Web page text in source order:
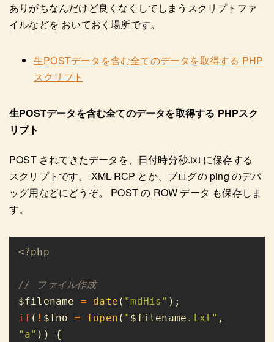
ありがちなんだけど良くなくしてしまうスクリプトファ
イルなどを おいておく場所です。
生POSTデータを含む全てのデータを取得する PHP
スクリプト
生POSTデータを含む全てのデータを取得する PHPスク
リプト
POST されてきたデータを、日付時分秒.txt に保存する
スクリプトです。 XML-RCP とか、ブログの ping のデバ
ッグ用などにどうぞ。 POST の ROW データ も保存しま
す。
// ファイル作成
$filename = date ( "mdHis"
if ( ! $fno = fopen ( " $filename .txt"
"a"